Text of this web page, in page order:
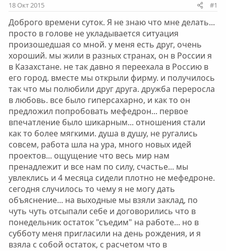
м
ы
л
18 Окт 2015 #1
Доброго времени суток. Я не знаю что мне делать...
просто в голове не укладывается ситуация
произошедшая со мной. у меня есть друг, очень
хороший. мы жили в разных странах, он в России я
в Казахстане. не так давно я переехала в Россию в
его город. вместе мы открыли фирму. и получилось
так что мы полюбили друг друга. дружба переросла
в любовь. все было гиперсахарно, и как то он
предложил попробовать мефедрон... первое
впечатление было шикарным... отношения стали
как то более мягкими. душа в душу, не ругались
совсем, работа шла на ура, много новых идей
проектов... ощущение что весь мир нам
пренадлежит и все нам по силу, счастье... мы
увлеклись и 4 месяца сидели плотно не мефедроне.
сегодня случилось то чему я не могу дать
объяснение... на выходные мы взяли заклад, по
чуть чуть отсыпали себе и договорились что в
понедельник остаток "съедим" на работе... но в
субботу меня пригласили на день рождения, и я
взяла с собой остаток, с расчетом что в